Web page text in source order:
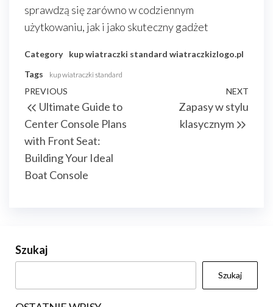
sprawdzą się zarówno w codziennym
użytkowaniu, jak i jako skuteczny gadżet
Category kup wiatraczki standard wiatraczkizlogo.pl
Tags
kup wiatraczki standard
Nawigacja
wpisu
Previous
Post
PREVIOUS
Ultimate Guide to
Center Console Plans
with Front Seat:
Building Your Ideal
Boat Console
NEXT
Zapasy w stylu
klasycznym
Szukaj
Szukaj